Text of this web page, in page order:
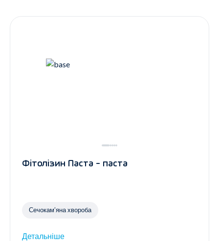
Гінекологія
Фітолізин Паста - паста
Сечокам’яна хвороба
Детальніше